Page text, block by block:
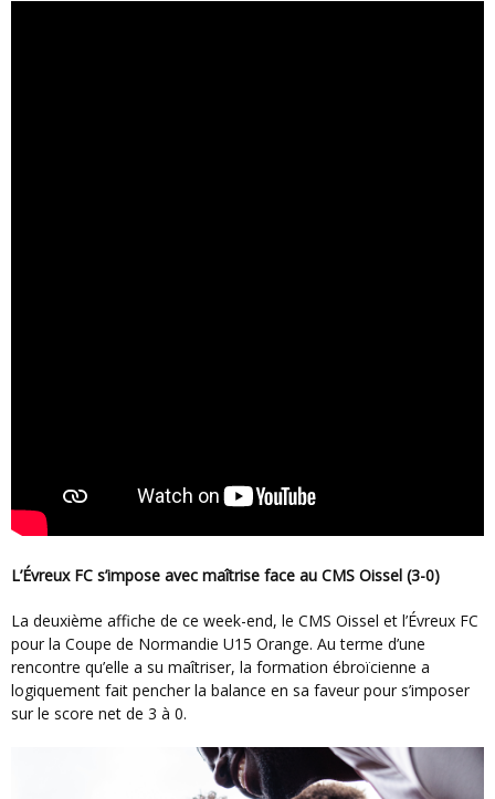
L’Évreux FC s’impose avec maîtrise face au CMS Oissel (3-0)
La deuxième affiche de ce week-end, le CMS Oissel et l’Évreux FC
pour la Coupe de Normandie U15 Orange. Au terme d’une
rencontre qu’elle a su maîtriser, la formation ébroïcienne a
logiquement fait pencher la balance en sa faveur pour s’imposer
sur le score net de 3 à 0.